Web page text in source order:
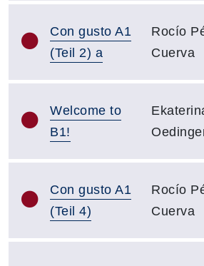
Con gusto A1
(Teil 2) a
Rocío
Cuerva
Welcome to
B1!
Con gusto A1
(Teil 4)
Rocío
Cuerva